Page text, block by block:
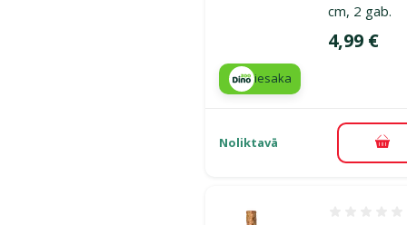
cm, 2 gab.
Cena
4,99 €
iesaka
Noliktavā